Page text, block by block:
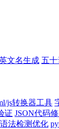
文名生成 五
js转换器工具
证 JSON代码
法检测优化